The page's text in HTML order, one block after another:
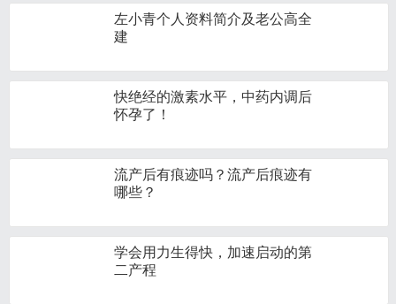
左小青个人资料简介及老公高全
建
快绝经的激素水平，中药内调后
怀孕了！
流产后有痕迹吗？流产后痕迹有
哪些？
学会用力生得快，加速启动的第
二产程